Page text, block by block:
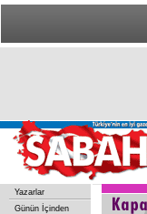
Yazarlar
Günün İçinden